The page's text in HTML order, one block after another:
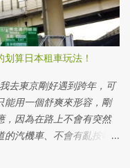
車方式以外，更方便的就
的最大價值，尤其我住在
的車位那可不是小錢啊。
My Number 以外，日本
的第二證件，只要資料齊
可以拿到日本駕照，對日
以會開車的朋友請務必辦
照的三大好處 可以真正
算日本租車玩法！
去東京剛好遇到跨年，可
能用一個舒爽來形容，剛
，因為在路上不會有突然
汽機車、不會有亂按喇